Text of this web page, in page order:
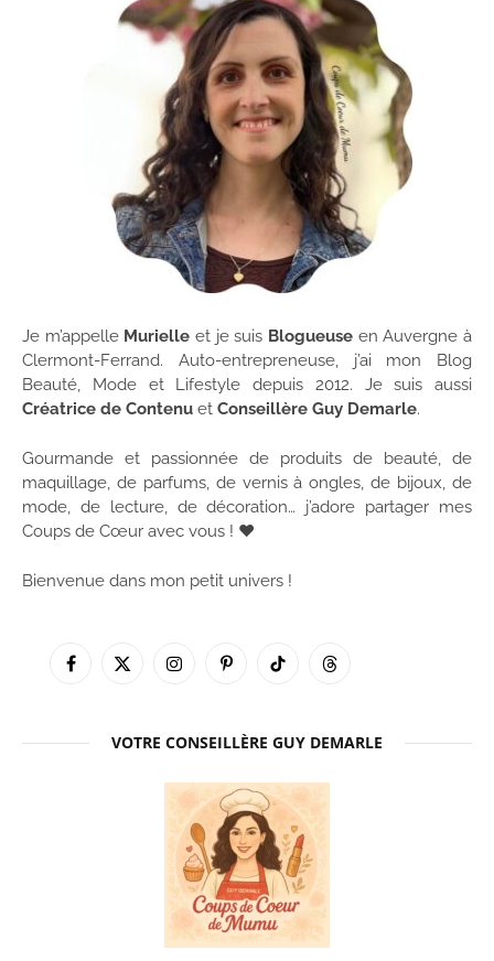
Je m’appelle Murielle et je suis Blogueuse en Auvergne à
Clermont-Ferrand. Auto-entrepreneuse, j’ai mon Blog
Beauté, Mode et Lifestyle depuis 2012. Je suis aussi
Créatrice de Contenu et Conseillère Guy Demarle.
Gourmande et passionnée de produits de beauté, de
maquillage, de parfums, de vernis à ongles, de bijoux, de
mode, de lecture, de décoration… j’adore partager mes
Coups de Cœur avec vous ! ♥
Bienvenue dans mon petit univers !
Facebook
X
InstagramPinterestTikTok Threads
VOTRE CONSEILLÈRE GUY DEMARLE